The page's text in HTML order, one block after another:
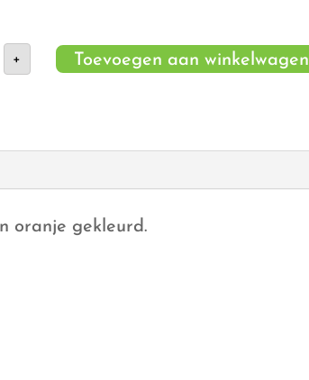
+ Toevoegen aan winkelwagen
oranje gekleurd.